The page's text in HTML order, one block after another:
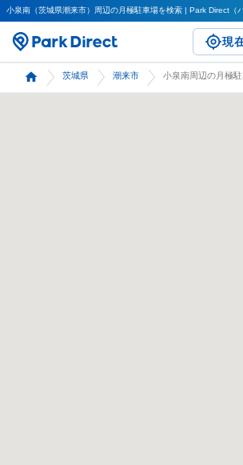
小泉南（茨城県潮来市）周辺の月極駐車場を検索 | Park Direct（
現
茨城県 潮来市 小泉南周辺の月極